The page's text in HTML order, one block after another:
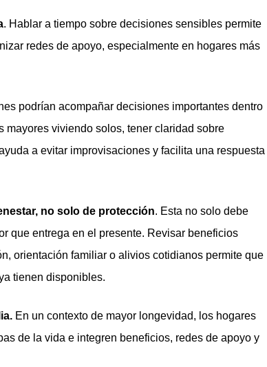
. Hablar a tiempo sobre decisiones sensibles permite
redes de apoyo, especialmente en hogares más
podrían acompañar decisiones importantes dentro
mayores viviendo solos, tener claridad sobre
a evitar improvisaciones y facilita una respuesta
no solo de protección. Esta no solo debe
que entrega en el presente. Revisar beneficios
orientación familiar o alivios cotidianos permite que
tienen disponibles.
En un contexto de mayor longevidad, los hogares
de la vida e integren beneficios, redes de apoyo y